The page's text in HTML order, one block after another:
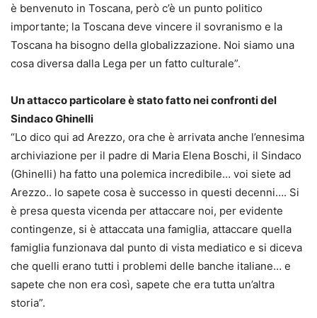
è benvenuto in Toscana, però c’è un punto politico
importante; la Toscana deve vincere il sovranismo e la
Toscana ha bisogno della globalizzazione. Noi siamo una
cosa diversa dalla Lega per un fatto culturale”.
Un attacco particolare è stato fatto nei confronti del
Sindaco Ghinelli
“Lo dico qui ad Arezzo, ora che è arrivata anche l’ennesima
archiviazione per il padre di Maria Elena Boschi, il Sindaco
(Ghinelli) ha fatto una polemica incredibile… voi siete ad
Arezzo.. lo sapete cosa è successo in questi decenni…. Si
è presa questa vicenda per attaccare noi, per evidente
contingenze, si è attaccata una famiglia, attaccare quella
famiglia funzionava dal punto di vista mediatico e si diceva
che quelli erano tutti i problemi delle banche italiane… e
sapete che non era così, sapete che era tutta un’altra
storia”.